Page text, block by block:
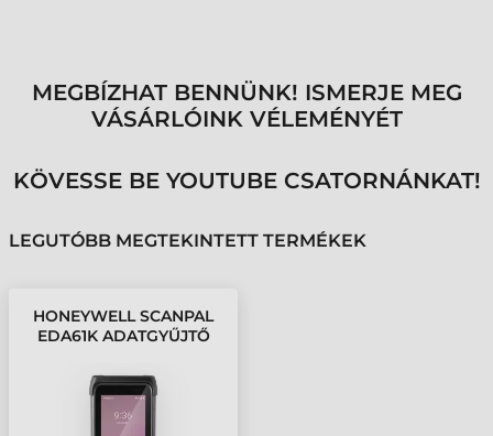
MEGBÍZHAT BENNÜNK! ISMERJE MEG
VÁSÁRLÓINK VÉLEMÉNYÉT
KÖVESSE BE YOUTUBE CSATORNÁNKAT!
LEGUTÓBB MEGTEKINTETT TERMÉKEK
HONEYWELL SCANPAL
EDA61K ADATGYŰJTŐ